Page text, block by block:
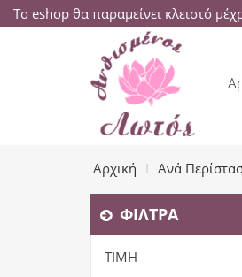
Το eshop θα παραμείνει κλειστό
Αρχική Ανά
ΦΊΛΤΡΑ
ΤΙΜΉ